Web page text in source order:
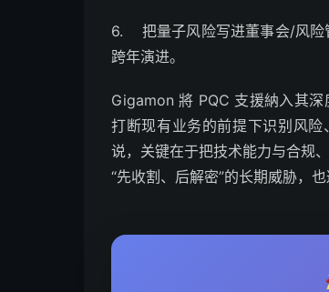
6. 把量子风险写进董事会/风险
跨年演进。
Gigamon 將 PQC 支援納入其深
打断现有业务的前提下识别风
说，关键在于把技术能力与合规
“先收割、后解密”的长期威胁，